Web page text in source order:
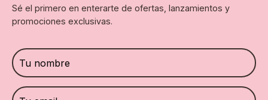
Sé el primero en enterarte de ofertas, lanzamientos y
promociones exclusivas.